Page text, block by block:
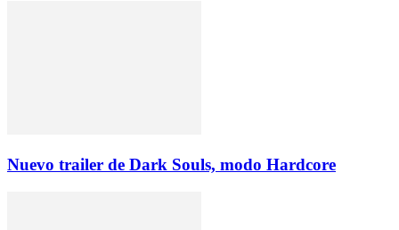
Nuevo trailer de Dark Souls, modo Hardcore